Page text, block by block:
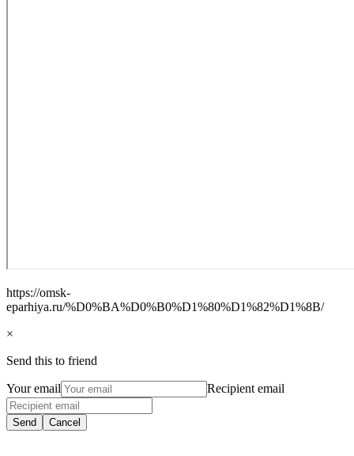
https://omsk-
eparhiya.ru/%D0%BA%D0%B0%D1%80%D1%82%D1%8B/
×
Send this to friend
Your email Recipient email
Send Cancel